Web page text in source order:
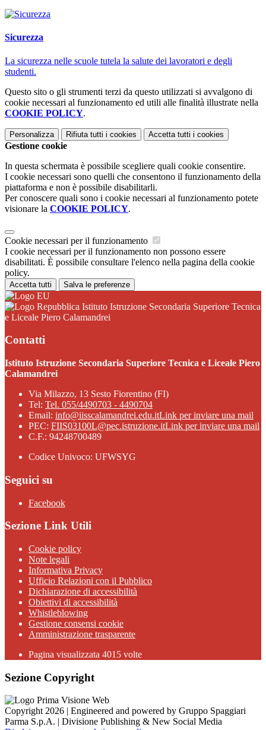
Sicurezza
La sicurezza nelle scuole tutela la salute dei lavoratori e degli
studenti.
Questo sito o gli strumenti terzi da questo utilizzati si avvalgono di
cookie necessari al funzionamento ed utili alle finalità illustrate nella
COOKIE POLICY.
Personalizza Rifiuta tutti i cookies Accetta tutti i cookies
Gestione cookie
In questa schermata è possibile scegliere quali cookie consentire.
I cookie necessari sono quelli che consentono il funzionamento della
piattaforma e non è possibile disabilitarli.
Per conoscere quali sono i cookie necessari al funzionamento potete
visionare la COOKIE POLICY.
Cookie necessari per il funzionamento
I cookie necessari per il funzionamento non possono essere
disabilitati. È possibile consultare l'elenco nella pagina della cookie
policy.
Accetta tutti Salva le preferenze
Istituto Istruzione Secondaria Superiore Tecnica
e Liceale Piero Calamandrei
Contatti
Istituto Istruzione Secondaria Superiore Tecnica e Liceale Piero
Calamandrei
Via Milazzo, 13 Sesto Fiorentino (FI)
Tel: Tel. 055/4490703 - 4490704
Email: info@iisscalamandrei.edu.itLink per inviare una mail
PEC: FIIS03100L@pec.istruzione.itLink per inviare una mail
C.F.: 94248700489
Codice Univoco: UFWSYG
Seguici su
Facebook
Sezione Link Utili
Cookie policy
Note legali
Informativa Privacy
Ufficio Relazioni con il Pubblico
Dichiarazione di accessibilità
Obiettivi di accessibilità
Whistleblowing
Gestione consensi cookie
Amministrazione trasparente
Pagina visualizzata 4015 volte
Sezione Copyright
Copyright 2026 | Engineered and powered by Gruppo Spaggiari
Parma S.p.A. | Divisione Publishing & New Social Media